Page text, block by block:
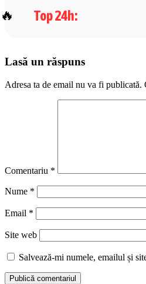
Top 24h:
Lasă un răspuns
Adresa ta de email nu va fi publicată.
Comentariu *
Nume *
Email *
Site web
Salvează-mi numele, emailul și